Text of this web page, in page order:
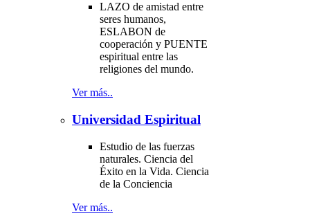
LAZO de amistad entre
seres humanos,
ESLABON de
cooperación y PUENTE
espiritual entre las
religiones del mundo.
Ver más..
Universidad Espiritual
Estudio de las fuerzas
naturales. Ciencia del
Éxito en la Vida. Ciencia
de la Conciencia
Ver más..